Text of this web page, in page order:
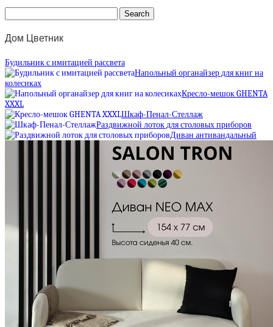
Дом Цветник
Будильник с имитацией рассвета
Напольный органайзер для книг на
колесиках
Кресло-мешок GHENTA
XXXL
Шкаф-Пенал-Стеллаж
Раздвижной лоток для столовых приборов
Диван антивандальный